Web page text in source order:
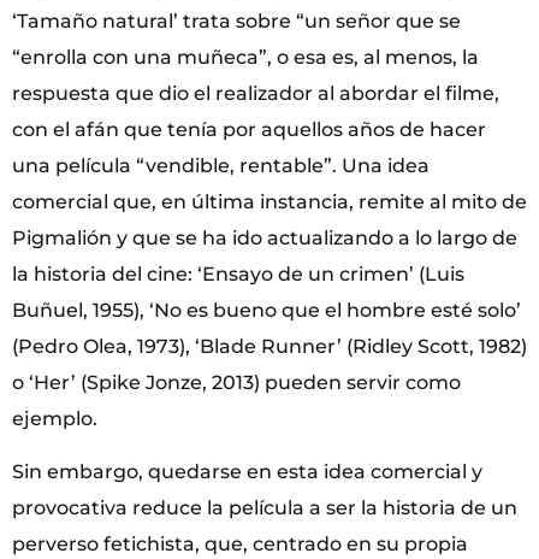
‘Tamaño natural’ trata sobre “un señor que se
“enrolla con una muñeca”, o esa es, al menos, la
respuesta que dio el realizador al abordar el filme,
con el afán que tenía por aquellos años de hacer
una película “vendible, rentable”. Una idea
comercial que, en última instancia, remite al mito de
Pigmalión y que se ha ido actualizando a lo largo de
la historia del cine: ‘Ensayo de un crimen’ (Luis
Buñuel, 1955), ‘No es bueno que el hombre esté solo’
(Pedro Olea, 1973), ‘Blade Runner’ (Ridley Scott, 1982)
o ‘Her’ (Spike Jonze, 2013) pueden servir como
ejemplo.
Sin embargo, quedarse en esta idea comercial y
provocativa reduce la película a ser la historia de un
perverso fetichista, que, centrado en su propia